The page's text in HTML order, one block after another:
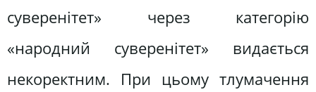
суверенітет» через категорію
«народний суверенітет» видається
некоректним. При цьому тлумачення